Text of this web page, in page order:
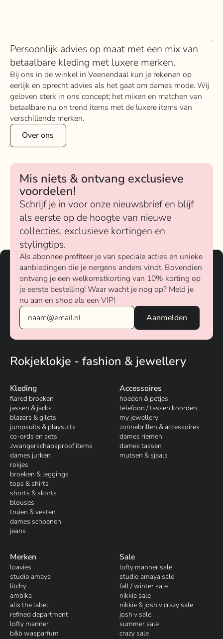
Persoonlijk advies op maat met een mix van
betaalbare kleding met luxere merken.
Bij ons in de winkel in Veenendaal kun je rekenen op
eerlijk en oprecht advies als het gaat om dames mode. Wij
geloven sterk in ons concept; het mixen en matchen van
betaalbare nu on trend items met de luxere items van
verschillende merken.
Over ons
Mis niets & ontvang exclusieve
voordelen!
Schrijf je in voor onze nieuwsbrief en blijf
als eerste op de hoogte van nieuwe
collecties, exclusieve kortingen en
stylingtips.
Als abonnee profiteer je van speciale acties en unieke
aanbiedingen die je nergens anders vindt. Bovendien
ontvang je een welkomstkorting van 10% korting op
je eerste bestelling! Waar wacht je nog op? Meld je
nu aan en shop als een VIP!
Rokjeklokje - fashion & jewellery
Kleding
flared broeken
jassen & jacks
blazers & gilets
jumpsuits & playsuits
co-ords en sets
zwangerschapsproof items
dames jurken
rokjes
broeken & leggings
tops & shirts
shorts & skorts
blouses
truien & vesten
dames schoenen
jeans
Accessoires
hoeden & petjes
telefoon / tassen koorden
my jewellery
zonnebrillen & accessoires
dames riemen
dames tassen
mutsen & sjaals
Merken
loavies
studio amaya
litchy
ambika
alix the label
refined department
lofty manner
b&b wasparfum
Sale
lofty manner sale
studio amaya sale
fall / winter sale
nikkie sale
nikkie & josh v crazy sale
josh v sale
summer sale
crazy sale